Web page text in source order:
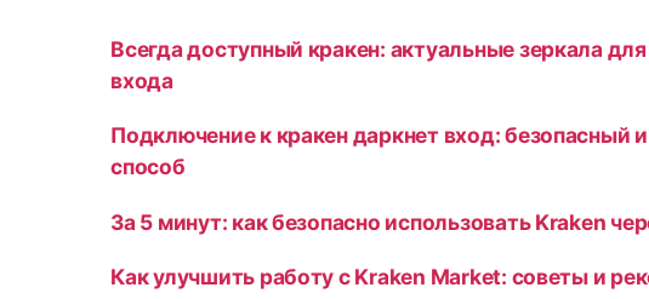
Всегда доступный кракен: актуальные зеркала
входа
Подключение к кракен даркнет вход: безопасный
способ
За 5 минут: как безопасно использовать Kraken
Как улучшить работу с Kraken Market: советы и